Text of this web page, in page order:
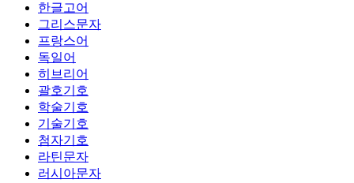
한글고어
그리스문자
프랑스어
독일어
히브리어
괄호기호
학술기호
기술기호
첨자기호
라틴문자
러시아문자